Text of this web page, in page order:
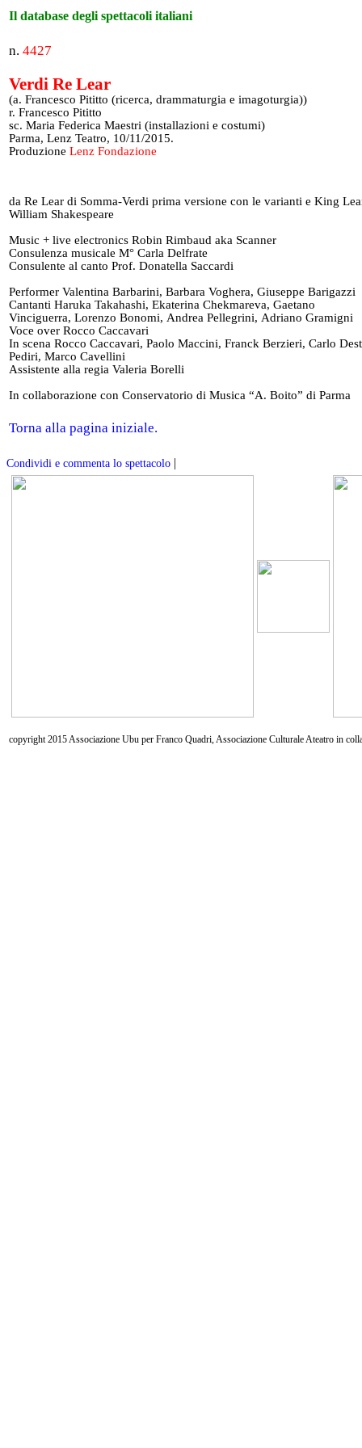
Il database degli spettacoli italiani
n. 4427
Verdi Re Lear
(a. Francesco Pititto (ricerca, drammaturgia e imagoturgia))
r. Francesco Pititto
sc. Maria Federica Maestri (installazioni e costumi)
Parma, Lenz Teatro, 10/11/2015.
Produzione Lenz Fondazione
da Re Lear di Somma-Verdi prima versione con le varianti e King
William Shakespeare
Music + live electronics Robin Rimbaud aka Scanner
Consulenza musicale M° Carla Delfrate
Consulente al canto Prof. Donatella Saccardi
Performer Valentina Barbarini, Barbara Voghera, Giuseppe Barigazzi
Cantanti Haruka Takahashi, Ekaterina Chekmareva, Gaetano
Vinciguerra, Lorenzo Bonomi, Andrea Pellegrini, Adriano Gramigni
Voce over Rocco Caccavari
In scena Rocco Caccavari, Paolo Maccini, Franck Berzieri, Carlo
Pediri, Marco Cavellini
Assistente alla regia Valeria Borelli
In collaborazione con Conservatorio di Musica “A. Boito” di Parma
Torna alla pagina iniziale.
Condividi e commenta lo spettacolo |
copyright 2015 Associazione Ubu per Franco Quadri, Associazione Culturale Ateatro in